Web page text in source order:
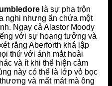
là sự pha trộn
nghi nhưng ẩn chứa một
Ngay cả Alastor Moody
với sự hoang tưởng và
rằng Aberforth khá lập
thứ với ánh mắt hoài
và ít khi thể hiện cảm
này có thể là lớp vỏ bọc
và mất mát mà ông